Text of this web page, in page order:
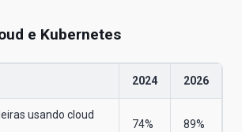
e Kubernetes
2024 2026
usando cloud
74% 89%